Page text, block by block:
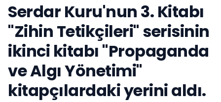
Serdar Kuru'nun 3. Kitabı
"Zihin Tetikçileri" serisinin
ikinci kitabı "Propaganda
ve Algı Yönetimi"
kitapçılardaki yerini aldı.